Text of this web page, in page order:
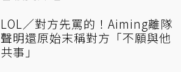
LOL／對方先罵的！Aiming離隊
聲明還原始末稱對方「不願與他
共事」